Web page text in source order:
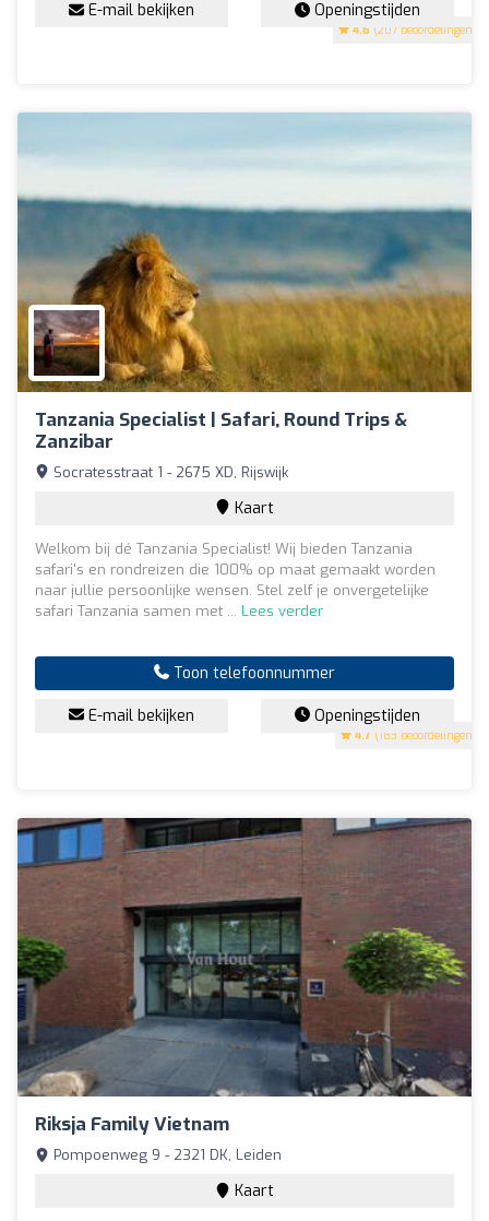
4.6 (207 beoordelingen)
E-mail bekijken Openingstijden
Tanzania Specialist | Safari, Round Trips &
Zanzibar
4.7 (183 beoordelingen)
Socratesstraat 1 - 2675 XD, Rijswijk
Kaart
Welkom bij dé Tanzania Specialist! Wij bieden Tanzania
safari's en rondreizen die 100% op maat gemaakt worden
naar jullie persoonlijke wensen. Stel zelf je onvergetelijke
safari Tanzania samen met ... Lees verder
Toon telefoonnummer
E-mail bekijken Openingstijden
Riksja Family Vietnam
Pompoenweg 9 - 2321 DK, Leiden
Kaart